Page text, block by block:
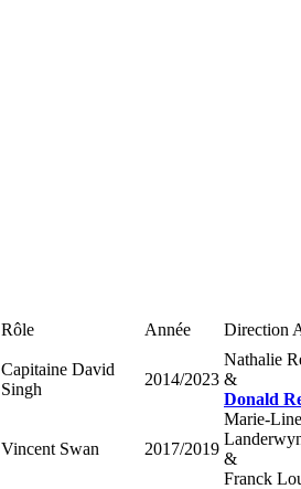
Rôle Année Direction
Capitaine David
Singh
2014/2023
Nathalie
&
Donald
Vincent Swan 2017/2019
Marie-Line
&
Franck